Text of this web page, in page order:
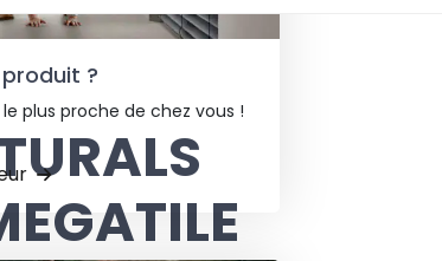
?
plus proche de chez vous !